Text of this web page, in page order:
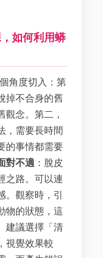
如何利用蟒
角度切入：第
掉不合身的舊
觀念。第二，
，需要長時間
的事情都需要
對不適 ：脫皮
之路。可以連
。觀察時，引
物的狀態，這
建議選擇「清
視覺效果較